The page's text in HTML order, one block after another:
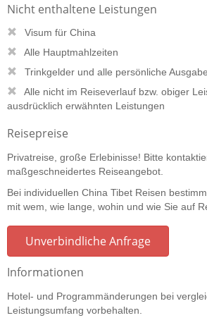
Nicht enthaltene Leistungen
Visum für China
Alle Hauptmahlzeiten
Trinkgelder und alle persönliche
Alle nicht im Reiseverlauf bzw. obiger
ausdrücklich erwähnten Leistungen
Reisepreise
Privatreise, große Erlebinisse! Bitte
maßgeschneidertes Reiseangebot.
Bei individuellen China Tibet Reisen
mit wem, wie lange, wohin und wie Sie auf
Unverbindliche Anfrage
Informationen
Hotel- und Programmänderungen bei
Leistungsumfang vorbehalten.